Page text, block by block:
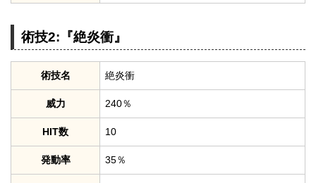
術技2:『絶炎衝』
術技名 絶炎衝
威力 240％
HIT数 10
発動率 35％